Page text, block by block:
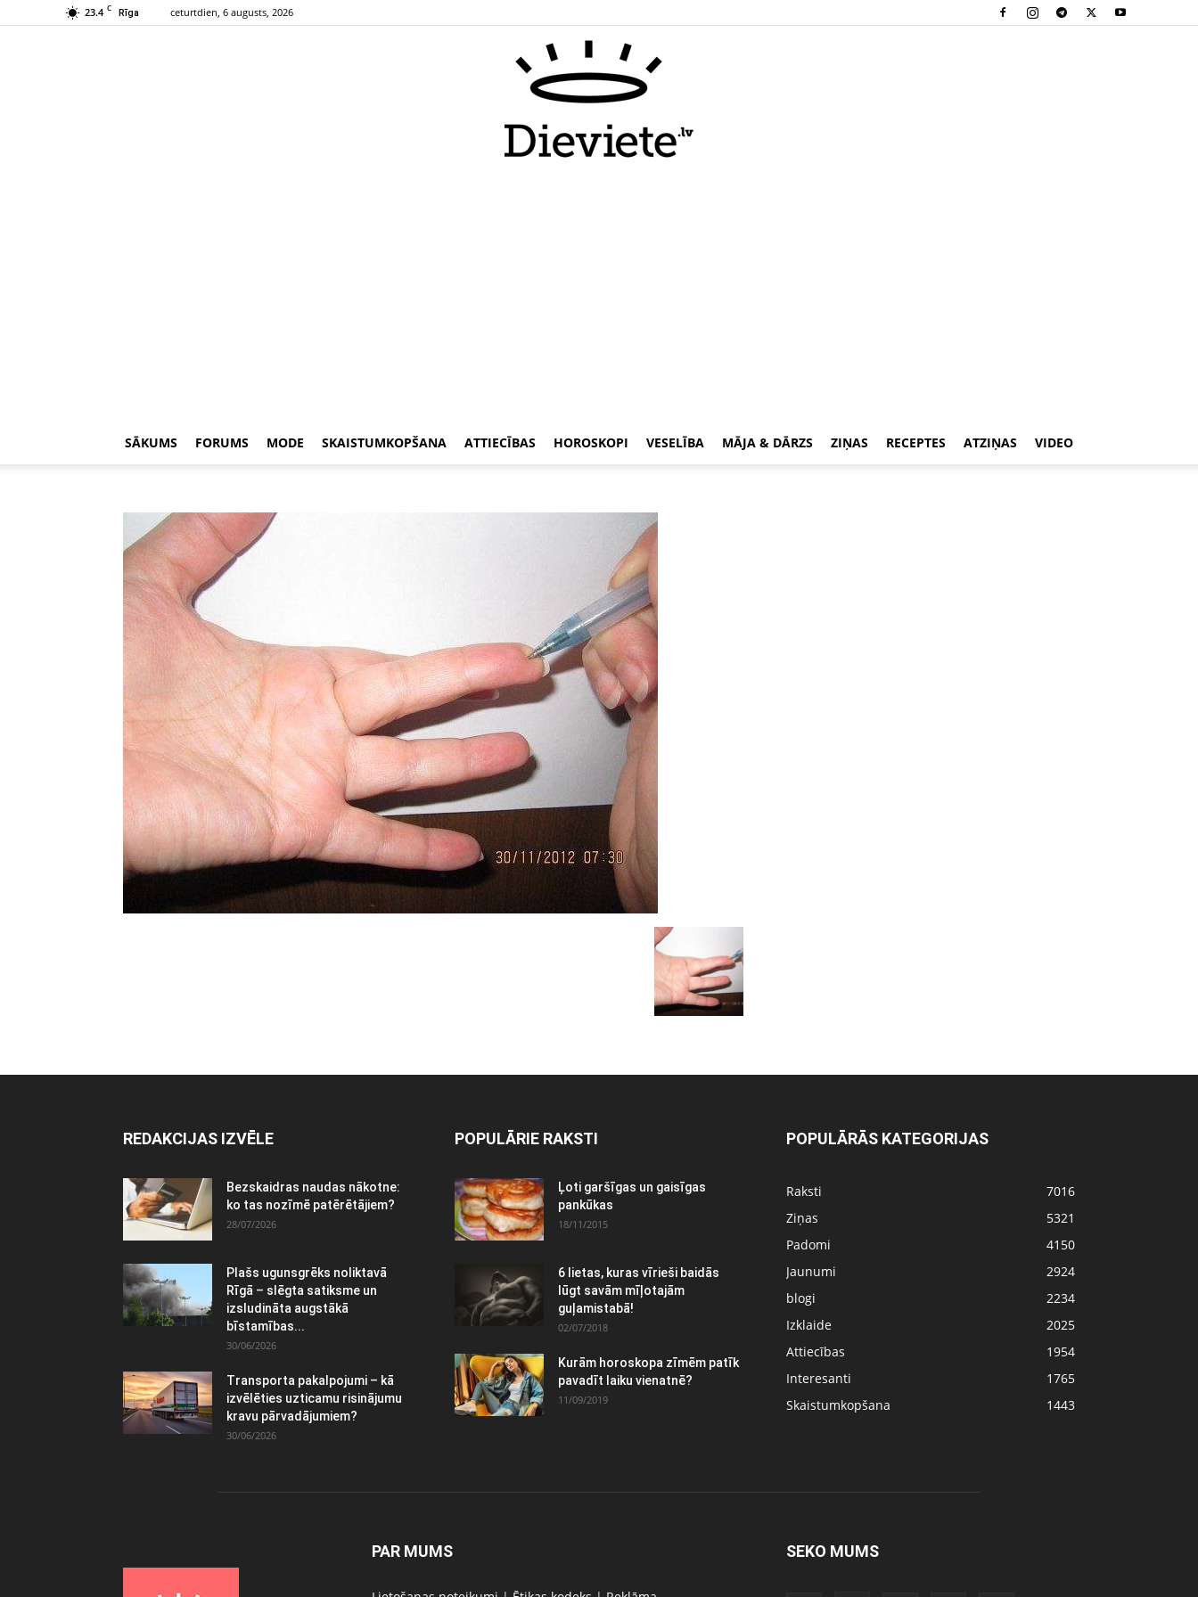
23.4 C Rīga ceturtdien, 6 augusts, 2026
SĀKUMS FORUMS MODE SKAISTUMKOPŠANA ATTIECĪBAS HOROSKOPI VESELĪBA MĀJA & DĀRZS ZIŅAS RECEPTES ATZIŅAS VIDEO
REDAKCIJAS IZVĒLE
Bezskaidras naudas nākotne:
ko tas nozīmē patērētājiem?
28/07/2026
Plašs ugunsgrēks noliktavā
Rīgā – slēgta satiksme un
izsludināta augstākā
bīstamības...
30/06/2026
Transporta pakalpojumi – kā
izvēlēties uzticamu risinājumu
kravu pārvadājumiem?
30/06/2026
POPULĀRIE RAKSTI
Ļoti garšīgas un gaisīgas
pankūkas
18/11/2015
6 lietas, kuras vīrieši baidās
lūgt savām mīļotajām
guļamistabā!
02/07/2018
Kurām horoskopa zīmēm patīk
pavadīt laiku vienatnē?
11/09/2019
POPULĀRĀS KATEGORIJAS
Raksti
7016
Ziņas
5321
Padomi
4150
Jaunumi
2924
blogi
2234
Izklaide
2025
Attiecības
1954
Interesanti
1765
Skaistumkopšana
1443
PAR MUMS SEKO MUMS